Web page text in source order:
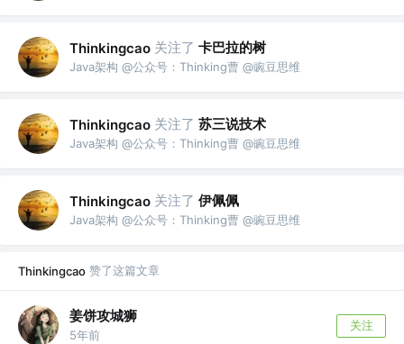
Thinkingcao 关注了 卡巴拉的树
Java架构 @公众号：Thinking曹 @豌豆思维
Thinkingcao 关注了 苏三说技术
Java架构 @公众号：Thinking曹 @豌豆思维
Thinkingcao 关注了 伊佩佩
Java架构 @公众号：Thinking曹 @豌豆思维
Thinkingcao 赞了这篇文章
姜饼攻城狮
5年前
关注